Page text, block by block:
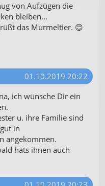
von Aufzügen die
bleiben...
das Murmeltier. 😊
01.10.2019 20:22
ich wünsche Dir ein
u. ihre Familie sind
in
angekommen.
hats ihnen auch